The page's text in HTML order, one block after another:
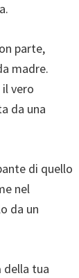
parte,
madre.
vero
da una
di quello
nel
da un
della tua